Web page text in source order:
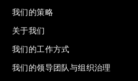
我们的策略
关于我们
我们的工作方式
我们的领导团队与组织治理